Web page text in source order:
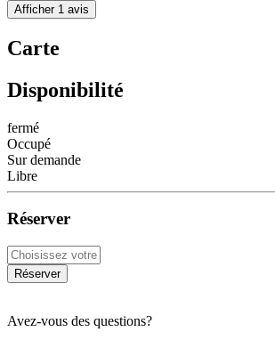
Afficher 1 avis
Carte
Disponibilité
fermé
Occupé
Sur demande
Libre
Réserver
Réserver
Avez-vous des questions?